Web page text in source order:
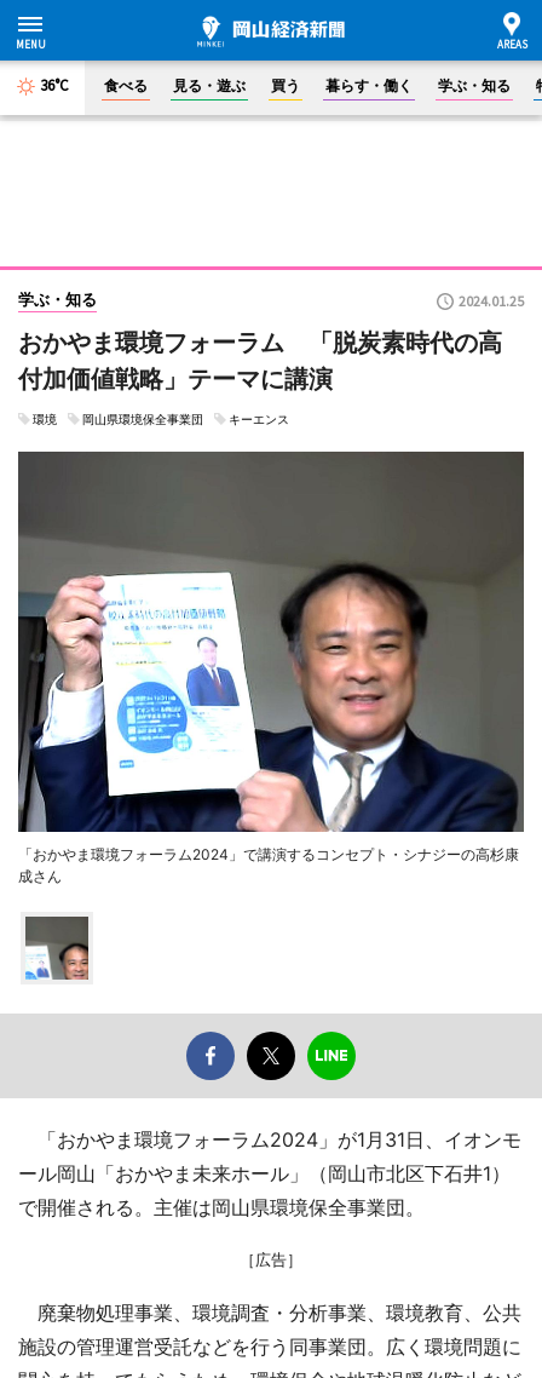
36°C 食べる 見る・遊ぶ 買う 暮らす・働く 学ぶ・知る
学ぶ・知る 2024.01.25
おかやま環境フォーラム 「脱炭素時代の高
付加価値戦略」テーマに講演
環境 岡山県環境保全事業団 キーエンス
「おかやま環境フォーラム2024」で講演するコンセプト・シナジーの高杉康
成さん
「おかやま環境フォーラム2024」が1月31日、イオンモ
ール岡山「おかやま未来ホール」（岡山市北区下石井1）
で開催される。主催は岡山県環境保全事業団。
［広告］
廃棄物処理事業、環境調査・分析事業、環境教育、公共
施設の管理運営受託などを行う同事業団。広く環境問題に